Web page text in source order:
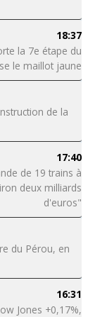
18:37
la 7e étape du
le maillot jaune
de la
17:40
de 19 trains à
deux milliards
d'euros"
du Pérou, en
16:31
Jones +0,17%,